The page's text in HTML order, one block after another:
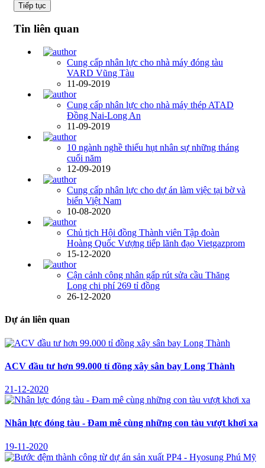
Tiếp tục
Tin liên quan
Cung cấp nhân lực cho nhà máy đóng tàu
VARD Vũng Tàu
11-09-2019
Cung cấp nhân lực cho nhà máy thép ATAD
Đồng Nai-Long An
11-09-2019
10 ngành nghề thiếu hụt nhân sự những tháng
cuối năm
12-09-2019
Cung cấp nhân lực cho dự án làm việc tại bờ và
biển Việt Nam
10-08-2020
Chủ tịch Hội đồng Thành viên Tập đoàn
Hoàng Quốc Vượng tiếp lãnh đạo Vietgazprom
15-12-2020
Cận cảnh công nhân gấp rút sửa cầu Thăng
Long chi phí 269 tỉ đồng
26-12-2020
Dự án liên quan
ACV đầu tư hơn 99.000 tỉ đồng xây sân bay Long Thành
21-12-2020
Nhân lực đóng tàu - Đam mê cùng những con tàu vượt khơi xa
19-11-2020